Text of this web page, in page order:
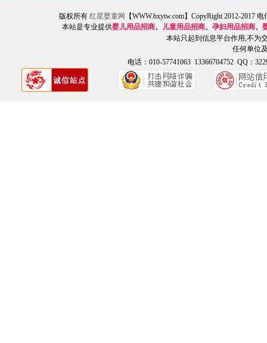
版权所有 红星婴童网
【WWW.hxytw.com】CopyRight 2012-2017
本站是专业提供婴儿用品招商、 儿童用品招商、 孕妇用品招商、
本站只起到信息平台作用,不为
任何单位
电话：010-57741063 13366704752 QQ：